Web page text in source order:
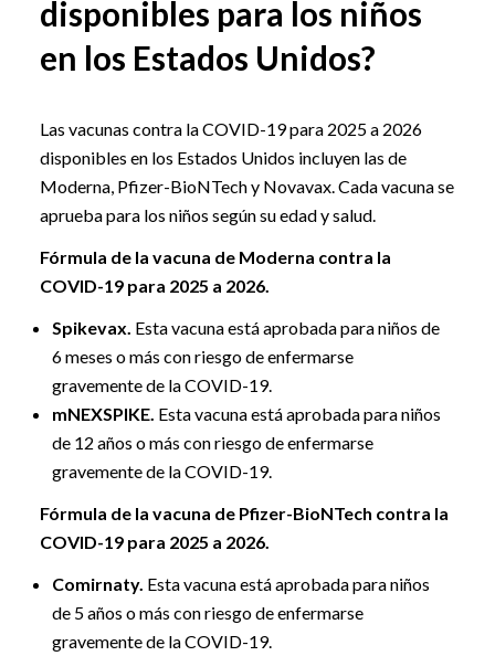
disponibles para los niños
en los Estados Unidos?
Las vacunas contra la COVID-19 para 2025 a 2026
disponibles en los Estados Unidos incluyen las de
Moderna, Pfizer-BioNTech y Novavax. Cada vacuna se
aprueba para los niños según su edad y salud.
Fórmula de la vacuna de Moderna contra la
COVID-19 para 2025 a 2026.
Spikevax. Esta vacuna está aprobada para niños de
6 meses o más con riesgo de enfermarse
gravemente de la COVID-19.
mNEXSPIKE. Esta vacuna está aprobada para niños
de 12 años o más con riesgo de enfermarse
gravemente de la COVID-19.
Fórmula de la vacuna de Pfizer-BioNTech contra la
COVID-19 para 2025 a 2026.
Comirnaty. Esta vacuna está aprobada para niños
de 5 años o más con riesgo de enfermarse
gravemente de la COVID-19.